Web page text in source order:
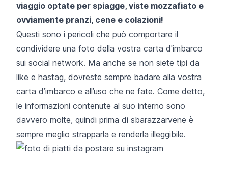
viaggio optate per spiagge, viste mozzafiato e
ovviamente pranzi, cene e colazioni!
Questi sono i pericoli che può comportare il
condividere una foto della vostra carta d'imbarco
sui social network. Ma anche se non siete tipi da
like e hastag, dovreste sempre badare alla vostra
carta d’imbarco e all’uso che ne fate. Come detto,
le informazioni contenute al suo interno sono
davvero molte, quindi prima di sbarazzarvene è
sempre meglio strapparla e renderla illeggibile.